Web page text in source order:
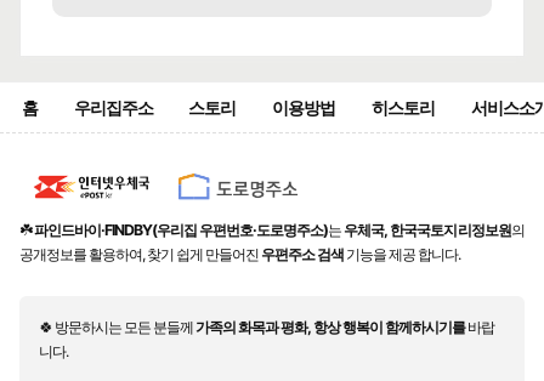
홈 우리집주소 스토리 이용방법 히스토리 서비스소
☘️파인드바이·FINDBY(우리집 우편번호·도로명주소)는 우체국, 한국국토지리정보원의
공개정보를 활용하여, 찾기 쉽게 만들어진 우편주소 검색 기능을 제공 합니다.
🍀 방문하시는 모든 분들께가족의 화목과 평화, 항상 행복이 함께하시기를바랍
니다.